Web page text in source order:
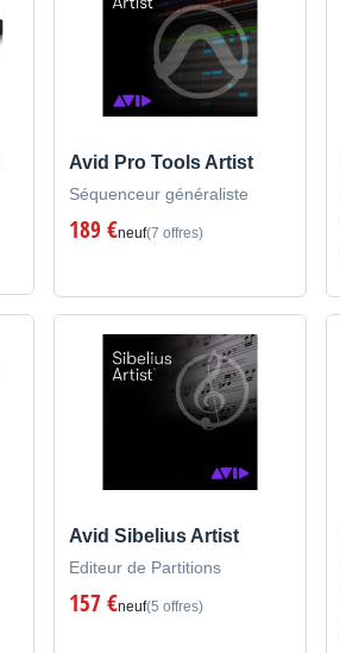
Avid Pro Tools Artist
Séquenceur généraliste
189 €neuf(7 offres)
Avid Sibelius Artist
Editeur de Partitions
157 €neuf(5 offres)